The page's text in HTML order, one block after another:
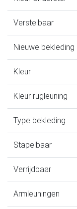
Verstelbaar
Nieuwe bekleding
Kleur
Kleur rugleuning
Type bekleding
Stapelbaar
Verrijdbaar
Armleuningen